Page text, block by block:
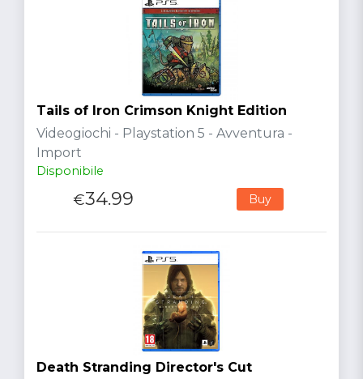
Tails of Iron Crimson Knight Edition
Videogiochi - Playstation 5 - Avventura -
Import
Disponibile
€34.99 Buy
Death Stranding Director's Cut